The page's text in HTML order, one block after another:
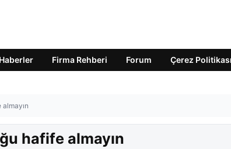
Firma Rehberi Forum Çerez Politikası
hafife almayın